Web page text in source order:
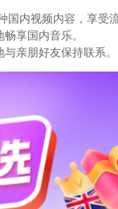
内视频内容，享受
享国内音乐。
亲朋好友保持联系。